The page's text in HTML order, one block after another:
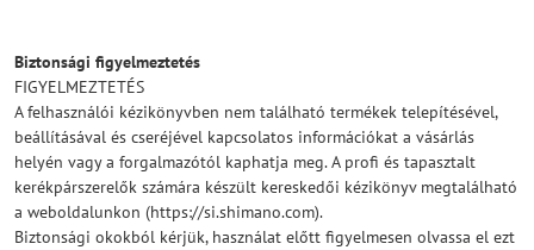
Biztonsági figyelmeztetés
FIGYELMEZTETÉS
A felhasználói kézikönyvben nem található termékek telepítésével,
beállításával és cseréjével kapcsolatos információkat a vásárlás
helyén vagy a forgalmazótól kaphatja meg. A profi és tapasztalt
kerékpárszerelők számára készült kereskedői kézikönyv megtalálható
a weboldalunkon (https://si.shimano.com).
Biztonsági okokból kérjük, használat előtt figyelmesen olvassa el ezt